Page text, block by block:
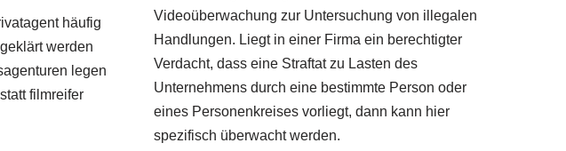
häufig
werden
legen
filmreifer
Videoüberwachung zur Untersuchung von illegalen
Handlungen. Liegt in einer Firma ein berechtigter
Verdacht, dass eine Straftat zu Lasten des
Unternehmens durch eine bestimmte Person oder
eines Personenkreises vorliegt, dann kann hier
spezifisch überwacht werden.